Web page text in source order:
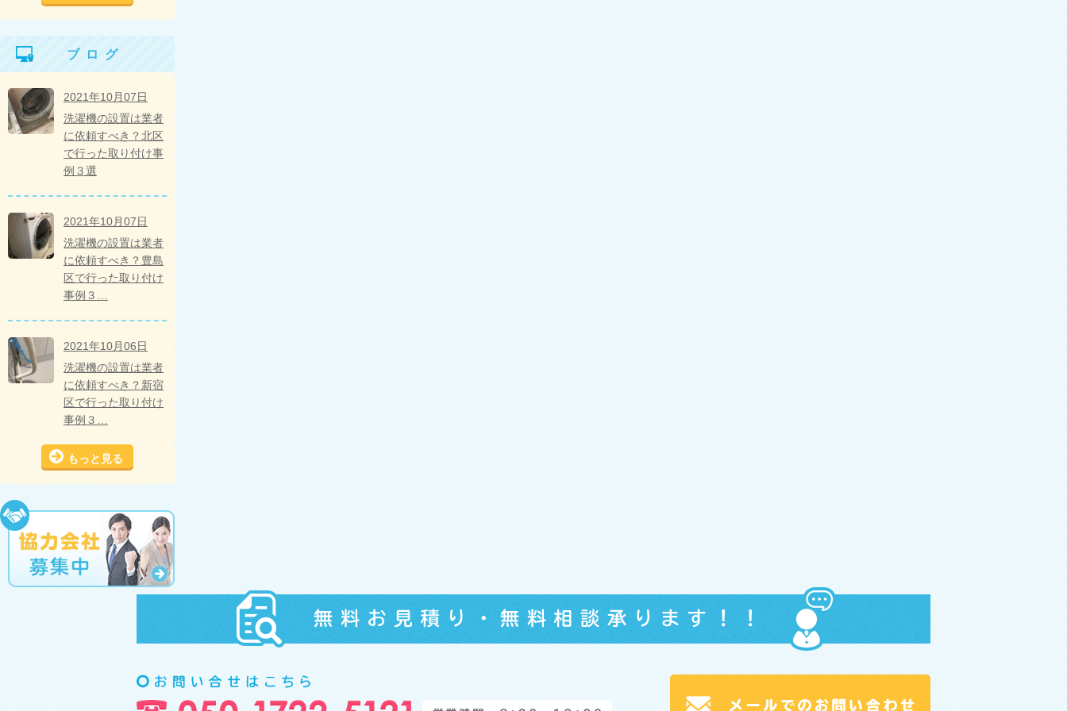
ブログ
2021年10月07日
洗濯機の設置は業者
に依頼すべき？北区
で行った取り付け事
例３選
2021年10月07日
洗濯機の設置は業者
に依頼すべき？豊島
区で行った取り付け
事例３…
2021年10月06日
洗濯機の設置は業者
に依頼すべき？新宿
区で行った取り付け
事例３…
もっと見る